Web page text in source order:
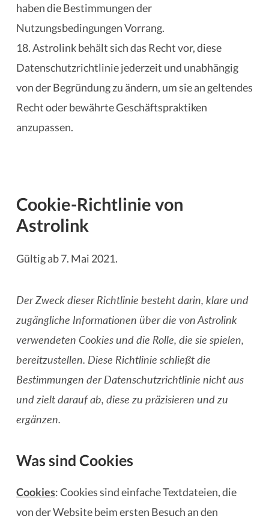
haben die Bestimmungen der
Nutzungsbedingungen Vorrang.
18. Astrolink behält sich das Recht vor, diese
Datenschutzrichtlinie jederzeit und unabhängig
von der Begründung zu ändern, um sie an geltendes
Recht oder bewährte Geschäftspraktiken
anzupassen.
Cookie-Richtlinie von
Astrolink
Gültig ab 7. Mai 2021.
Der Zweck dieser Richtlinie besteht darin, klare und
zugängliche Informationen über die von Astrolink
verwendeten Cookies und die Rolle, die sie spielen,
bereitzustellen. Diese Richtlinie schließt die
Bestimmungen der Datenschutzrichtlinie nicht aus
und zielt darauf ab, diese zu präzisieren und zu
ergänzen.
Was sind Cookies
Cookies: Cookies sind einfache Textdateien, die
von der Website beim ersten Besuch an den